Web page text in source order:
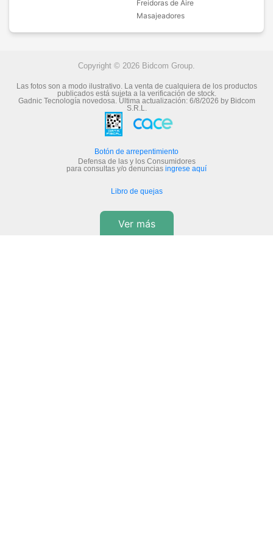
Freidoras de Aire
Masajeadores
Copyright © 2026 Bidcom Group.
Las fotos son a modo ilustrativo. La venta de cualquiera de los productos
publicados está sujeta a la verificación de stock.
Gadnic Tecnología novedosa.Última actualización: 6/8/2026 by Bidcom
S.R.L.
Botón de arrepentimiento
Defensa de las y los Consumidores
para consultas y/o denuncias ingrese aquí
Libro de quejas
Ver más